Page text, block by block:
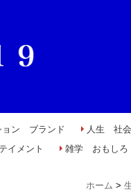
ョン ブランド 人生 社
イメント 雑学 おもしろ
ホーム >